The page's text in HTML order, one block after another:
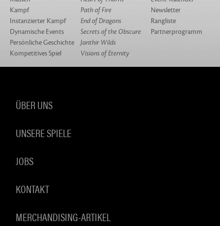
Kampf
Instanzierter Kampf
Dynamische Events
Persönliche Geschichte
Kompetitives Spiel
Path of Fire
End of Dragons
Secrets of the Obscure
Janthir Wilds
Visions of Eternity
Newsletter
Rangliste
Partnerprogramm
ÜBER UNS
UNSERE SPIELE
JOBS
KONTAKT
MERCHANDISING-ARTIKEL